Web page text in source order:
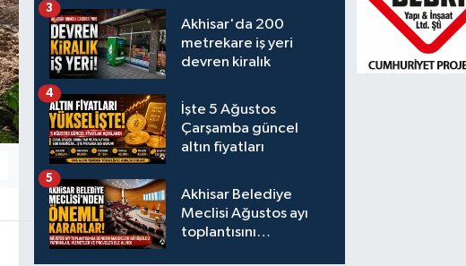
Akhisar'da 200
metrekare iş yeri
devren kiralık
3
İşte 5 Ağustos
Çarşamba güncel
altın fiyatları
4
Akhisar Belediye
Meclisi Ağustos ayı
toplantısını
5